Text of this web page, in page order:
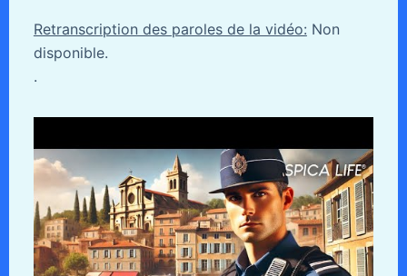
Retranscription des paroles de la vidéo: Non
disponible.
.